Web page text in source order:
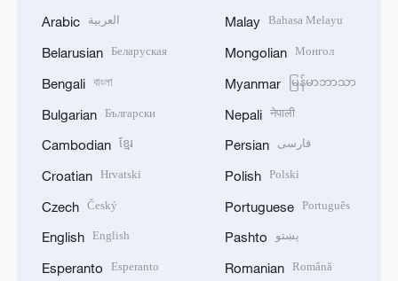
Arabic العربية
Belarusian Беларуская
Bengali বাংলা
Bulgarian Български
Cambodian ខ្មែរ
Croatian Hrvatski
Czech Český
English English
Esperanto Esperanto
Malay Bahasa Melayu
Mongolian Монгол
Myanmar မြန်မာဘာသာ
Nepali नेपाली
Persian فارسی
Polish Polski
Portuguese Português
Pashto پښتو
Romanian Română